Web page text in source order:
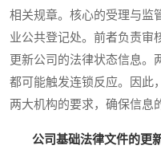
相关规章。核心的受理与监
业公共登记处。前者负责审
更新公司的法律状态信息。
都可能触发连锁反应。因此
两大机构的要求，确保信息
公司基础法律文件的更